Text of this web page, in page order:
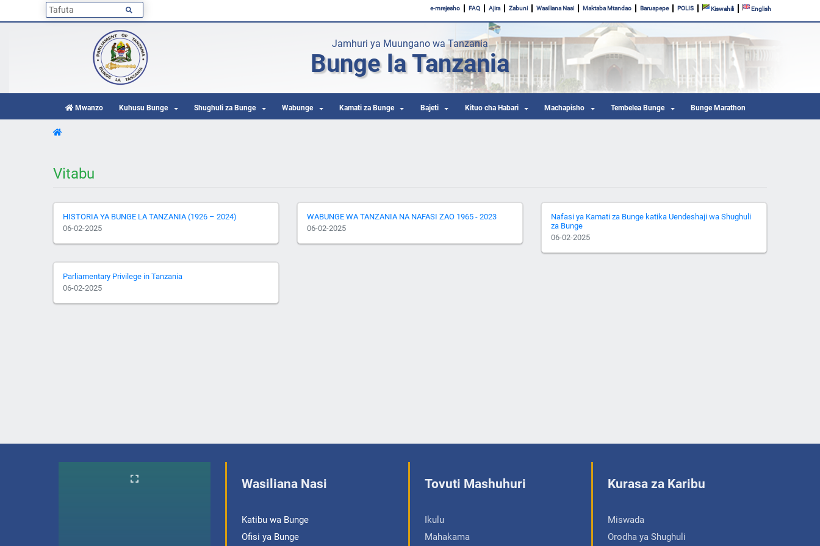
English
Kiswahili
POLIS
Baruapepe
Maktaba Mtandao
Wasiliana Nasi
Zabuni
Ajira
FAQ
e-mrejesho
Jamhuri ya Muungano wa Tanzania
Bunge la Tanzania
Mwanzo Kuhusu Bunge Shughuli za Bunge Wabunge Kamati za Bunge Bajeti Kituo cha Habari Machapisho Tembelea Bunge Bunge Marathon
Vitabu
HISTORIA YA BUNGE LA TANZANIA (1926 – 2024)
06-02-2025
WABUNGE WA TANZANIA NA NAFASI ZAO 1965 - 2023
06-02-2025
Nafasi ya Kamati za Bunge katika Uendeshaji wa Shughuli
za Bunge
06-02-2025
Parliamentary Privilege in Tanzania
06-02-2025
Wasiliana Nasi
Katibu wa Bunge
Ofisi ya Bunge
Tovuti Mashuhuri
Ikulu
Mahakama
Kurasa za Karibu
Miswada
Orodha ya Shughuli